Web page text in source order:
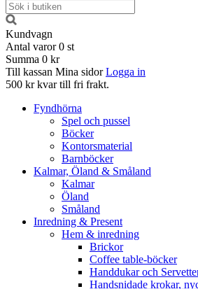
Kundvagn
Antal varor 0 st
Summa 0 kr
Till kassan Mina sidor Logga in
500 kr kvar till fri frakt.
Fyndhörna
Spel och pussel
Böcker
Kontorsmaterial
Barnböcker
Kalmar, Öland & Småland
Kalmar
Öland
Småland
Inredning & Present
Hem & inredning
Brickor
Coffee table-böcker
Handdukar och
Handsnidade krokar,